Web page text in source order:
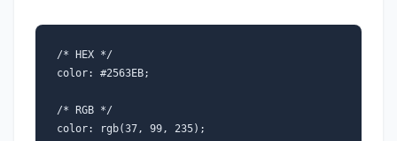
/* HEX */
color: #2563EB;
/* RGB */
color: rgb(37, 99, 235);